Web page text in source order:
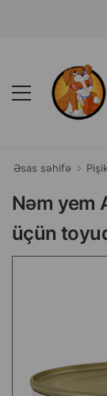
Əsas səhifə
Nəm yem
üçün